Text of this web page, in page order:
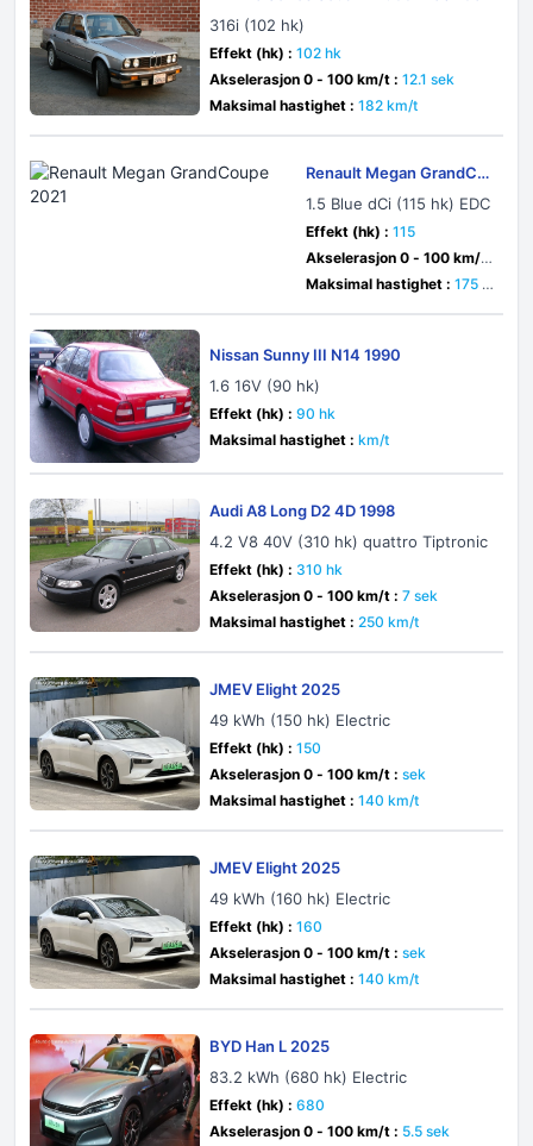
316i (102 hk)
Effekt (hk) : 102 hk
Akselerasjon 0 - 100 km/t : 12.1 sek
Maksimal hastighet : 182 km/t
Renault Megan GrandCo
upe 2021
1.5 Blue dCi (115 hk) EDC
Effekt (hk) : 115
Akselerasjon 0 - 100 km/t
: 11.2 sek
Maksimal hastighet : 175 k
Nissan Sunny III N14 1990
1.6 16V (90 hk)
Effekt (hk) : 90 hk
Maksimal hastighet : km/t
Audi A8 Long D2 4D 1998
4.2 V8 40V (310 hk) quattro Tiptronic
Effekt (hk) : 310 hk
Akselerasjon 0 - 100 km/t : 7 sek
Maksimal hastighet : 250 km/t
JMEV Elight 2025
49 kWh (150 hk) Electric
Effekt (hk) : 150
Akselerasjon 0 - 100 km/t : sek
Maksimal hastighet : 140 km/t
JMEV Elight 2025
49 kWh (160 hk) Electric
Effekt (hk) : 160
Akselerasjon 0 - 100 km/t : sek
Maksimal hastighet : 140 km/t
BYD Han L 2025
83.2 kWh (680 hk) Electric
Effekt (hk) : 680
Akselerasjon 0 - 100 km/t : 5.5 sek